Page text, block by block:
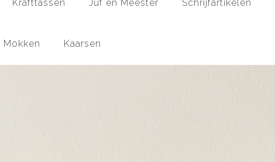
Krafttassen Juf en Meester Schrijfartikelen
Mokken Kaarsen